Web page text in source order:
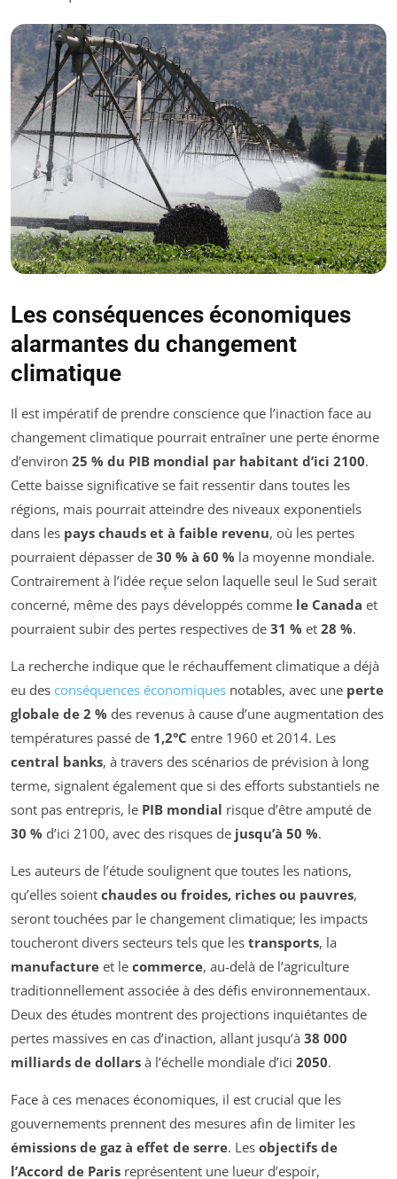
Les conséquences économiques
alarmantes du changement
climatique
Il est impératif de prendre conscience que l’inaction face au
changement climatique pourrait entraîner une perte énorme
d’environ 25 % du PIB mondial par habitant d’ici 2100.
Cette baisse significative se fait ressentir dans toutes les
régions, mais pourrait atteindre des niveaux exponentiels
dans les pays chauds et à faible revenu, où les pertes
pourraient dépasser de 30 % à 60 % la moyenne mondiale.
Contrairement à l’idée reçue selon laquelle seul le Sud serait
concerné, même des pays développés comme le Canada et
pourraient subir des pertes respectives de 31 % et 28 %.
La recherche indique que le réchauffement climatique a déjà
eu des conséquences économiques notables, avec une perte
globale de 2 % des revenus à cause d’une augmentation des
températures passé de 1,2°C entre 1960 et 2014. Les
central banks, à travers des scénarios de prévision à long
terme, signalent également que si des efforts substantiels ne
sont pas entrepris, le PIB mondial risque d’être amputé de
30 % d’ici 2100, avec des risques de jusqu’à 50 %.
Les auteurs de l’étude soulignent que toutes les nations,
qu’elles soient chaudes ou froides, riches ou pauvres,
seront touchées par le changement climatique; les impacts
toucheront divers secteurs tels que les transports, la
manufacture et le commerce, au-delà de l’agriculture
traditionnellement associée à des défis environnementaux.
Deux des études montrent des projections inquiétantes de
pertes massives en cas d’inaction, allant jusqu’à 38 000
milliards de dollars à l’échelle mondiale d’ici 2050.
Face à ces menaces économiques, il est crucial que les
gouvernements prennent des mesures afin de limiter les
émissions de gaz à effet de serre. Les objectifs de
l’Accord de Paris représentent une lueur d’espoir,